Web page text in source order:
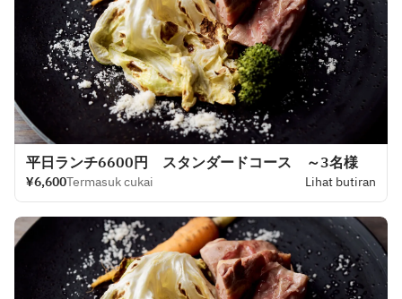
平日ランチ6600円 スタンダードコース ～3名様
¥6,600Termasuk cukai Lihat butiran